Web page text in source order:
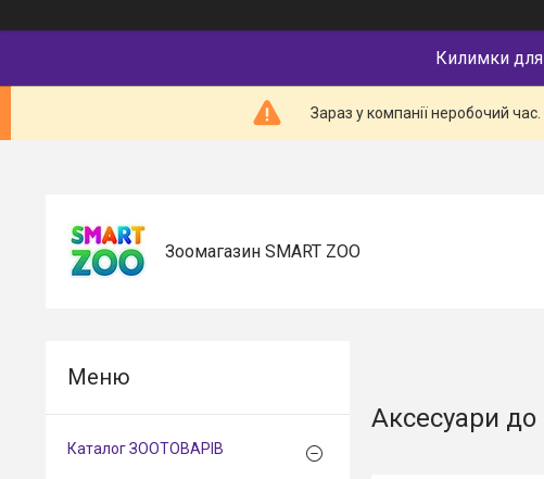
Килимки для
Зараз у компанії неробочий
Зоомагазин SMART ZOO
Аксесуари до
Каталог ЗООТОВАРІВ